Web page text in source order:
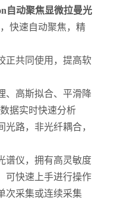
自动聚焦显微拉曼光
快速自动聚焦，精
正共同使用，提高软
、高斯拟合、平滑降
据实时快速分析
路，非光纤耦合，
谱仪，拥有高灵敏度
可快速上手进行操作
次采集或连续采集